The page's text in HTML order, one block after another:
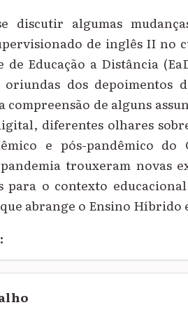
discutir algumas
de inglês II no
Educação a Distância
dos depoimentos
de alguns
diferentes olhares
e pós-pandêmico
trouxeram novas
o contexto
abrange o Ensino Híbrido